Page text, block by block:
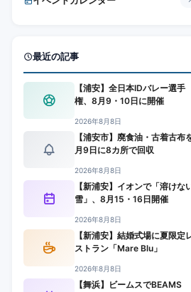
最近の記事
【浦安】全日本IDバレー選手
権、8月9・10日に開催
2026年8月8日
【浦安市】廃食油・古着古布
月9日に8カ所で回収
2026年8月8日
【新浦安】イオンで「溶けな
雪」、8月15・16日開催
2026年8月8日
【新浦安】結婚式場に夏限定
ストラン「Mare Blu」
2026年8月8日
【舞浜】ビームスでBEAMS